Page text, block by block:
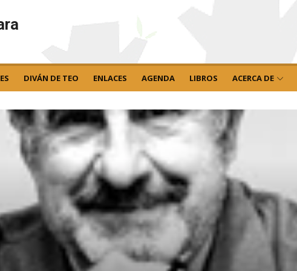
DIVÁN DE TEO ENLACES AGENDA LIBROS ACERCA DE